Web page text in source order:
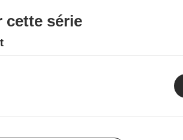
cette série